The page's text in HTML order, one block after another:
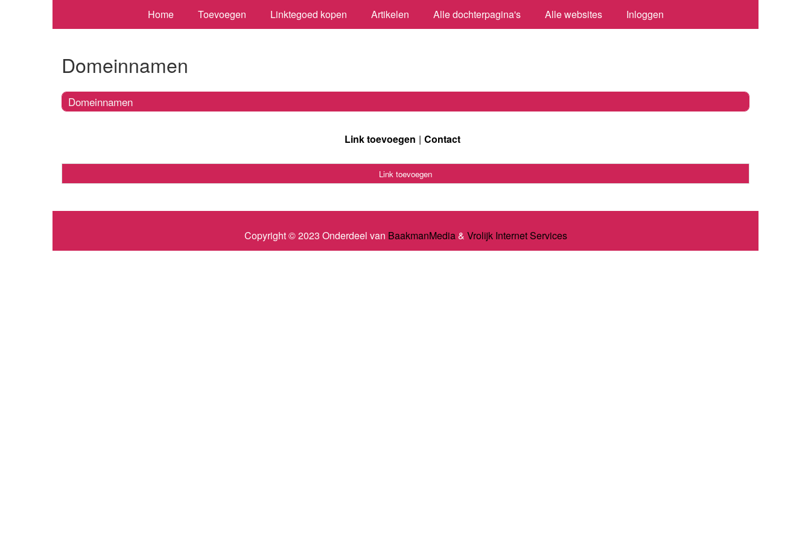
Home Toevoegen Linktegoed kopen Artikelen Alle dochterpagina's Alle websites Inloggen
Domeinnamen
Domeinnamen
Link toevoegen Contact
Link toevoegen
Copyright © 2023 Onderdeel van BaakmanMedia& Vrolijk Internet Services